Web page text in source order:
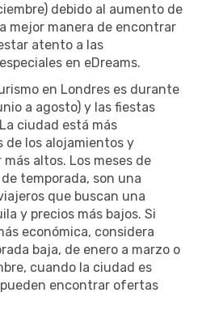
debido al aumento de
mejor manera de encontrar
atento a las
en eDreams.
en Londres es durante
a agosto) y las fiestas
ciudad está más
de los alojamientos y
altos. Los meses de
temporada, son una
que buscan una
y precios más bajos. Si
económica, considera
baja, de enero a marzo o
cuando la ciudad es
encontrar ofertas